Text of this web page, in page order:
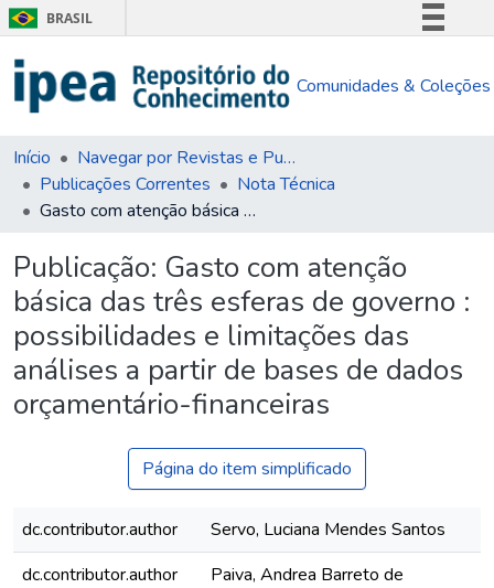
BRASIL
Comunica BR
Legislação
Comunidades & Coleções
Início
Navegar por Revistas e Publicações Seriadas
Publicações Correntes
Nota Técnica
Gasto com atenção básica das três esferas de governo : possibilidades e limitações das análises a partir de bases de dados orçamentário-financeiras
Publicação: Gasto com atenção
básica das três esferas de governo :
possibilidades e limitações das
análises a partir de bases de dados
orçamentário-financeiras
Página do item simplificado
dc.contributor.author
Servo, Luciana Mendes Santos
dc.contributor.author
Paiva, Andrea Barreto de